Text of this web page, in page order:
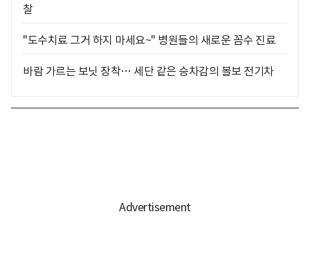
찰
"도수치료 그거 하지 마세요~" 병원들의 새로운 꼼수 진료
바람 가르는 보닛 장착… 세단 같은 승차감의 볼보 전기차